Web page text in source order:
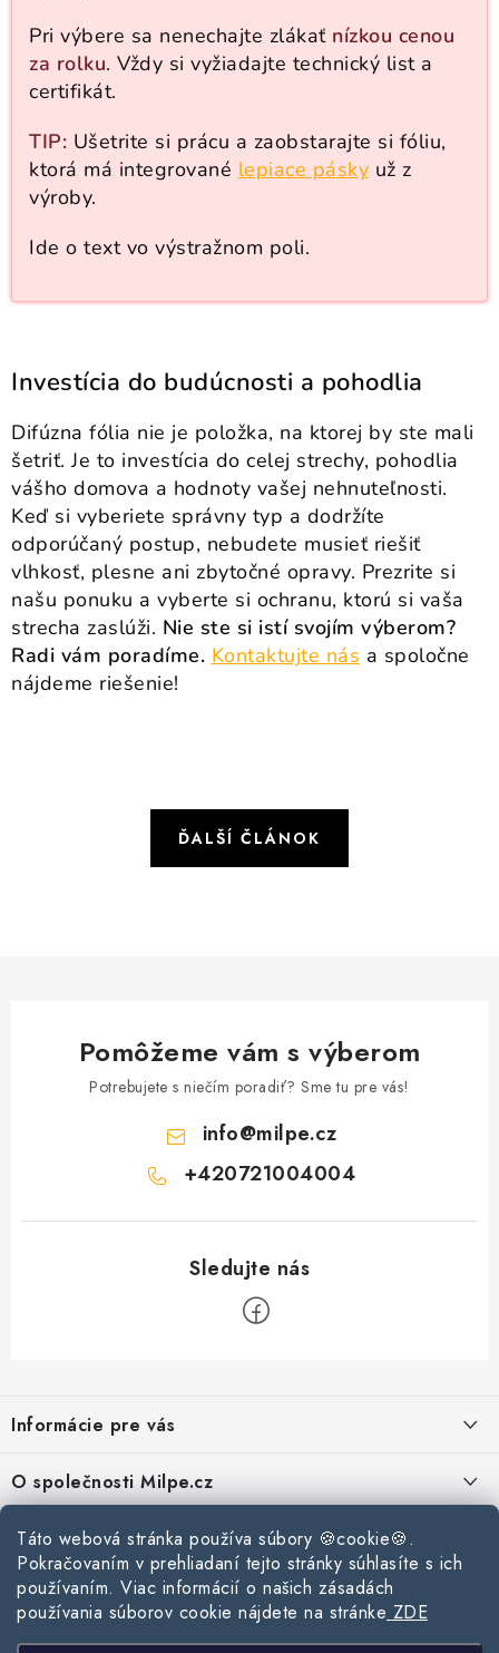
Táto webová stránka používa súbory 🍪cookie🍪.
Pokračovaním v prehliadaní tejto stránky súhlasíte s ich
používaním. Viac informácií o našich zásadách
používania súborov cookie nájdete na stránke ZDE
Pri výbere sa nenechajte zlákať nízkou cenou
za rolku. Vždy si vyžiadajte technický list a
certifikát.
TIP: Ušetrite si prácu a zaobstarajte si fóliu,
ktorá má integrované lepiace pásky už z
výroby.
Ide o text vo výstražnom poli.
Investícia do budúcnosti a pohodlia
Difúzna fólia nie je položka, na ktorej by ste mali
šetriť. Je to investícia do celej strechy, pohodlia
vášho domova a hodnoty vašej nehnuteľnosti.
Keď si vyberiete správny typ a dodržíte
odporúčaný postup, nebudete musieť riešiť
vlhkosť, plesne ani zbytočné opravy. Prezrite si
našu ponuku a vyberte si ochranu, ktorú si vaša
strecha zaslúži. Nie ste si istí svojím výberom?
Radi vám poradíme. Kontaktujte nás a spoločne
nájdeme riešenie!
ĎALŠÍ ČLÁNOK
Pomôžeme vám s výberom
Potrebujete s niečím poradiť? Sme tu pre vás!
info@milpe.cz
+420721004004
p
ä
t
Informácie pre vás
Reklamace a vrácení zboží
Zásady používania súborov cookie
Podmínky ochrany osobních údajů
Obchodní podmínky
Mapa webu Milpe.sk
O společnosti Milpe.cz
Často sa nás pýtate
O spoločnosti Milpe
Kontakty
Kontaktné informácie
O spoločnosti Milpe
Stavebný blog
Ako vybrať správnu difúznu fóliu pre strechu?